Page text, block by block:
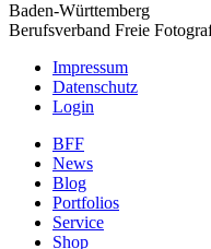
Baden-Württemberg
Berufsverband Freie
Impressum
Datenschutz
Login
BFF
News
Blog
Portfolios
Service
Shop